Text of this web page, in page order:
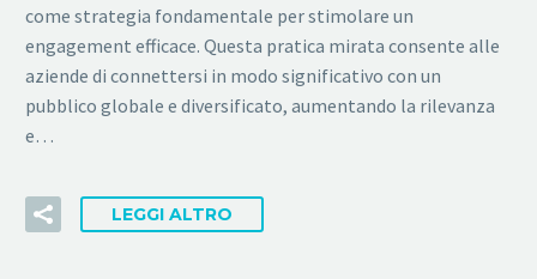
come strategia fondamentale per stimolare un
engagement efficace. Questa pratica mirata consente alle
aziende di connettersi in modo significativo con un
pubblico globale e diversificato, aumentando la rilevanza
e…
LEGGI ALTRO